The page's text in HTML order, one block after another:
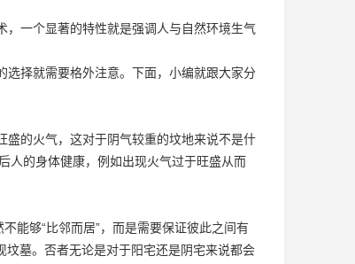
一个显著的特性就是强调人与自然环境生气
择就需要格外注意。下面，小编就跟大家分
的火气，这对于阴气较重的坟地来说不是什
人的身体健康，例如出现火气过于旺盛从而
能够“比邻而居”，而是需要保证彼此之间有
墓。否者无论是对于阳宅还是阴宅来说都会